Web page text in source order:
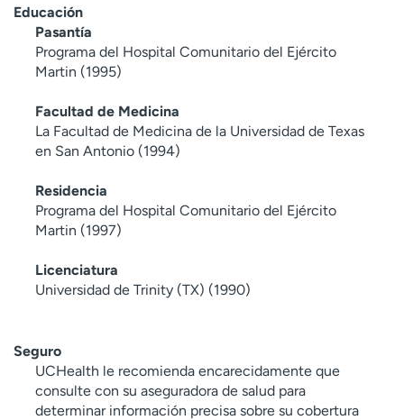
Educación
Pasantía
Programa del Hospital Comunitario del Ejército
Martin (1995)
Facultad de Medicina
La Facultad de Medicina de la Universidad de Texas
en San Antonio (1994)
Residencia
Programa del Hospital Comunitario del Ejército
Martin (1997)
Licenciatura
Universidad de Trinity (TX) (1990)
Seguro
UCHealth le recomienda encarecidamente que
consulte con su aseguradora de salud para
determinar información precisa sobre su cobertura